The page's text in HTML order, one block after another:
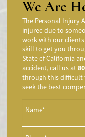
Accidente de
Accidente de
Accidente de
Accidente de
Aggressive Driving
Accidentes de
Accidentes de
Accidente de
Asegurado
We Are
The Personal Injury
injured due to
work with our
skill to get you
State of California
accident, call us at
through this difficult
seek the best